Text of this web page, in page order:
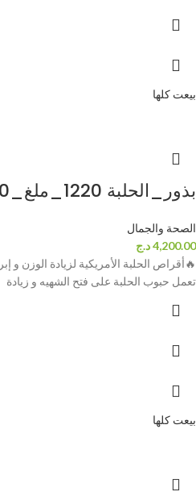
بيعت كلها
بذور_الحلبة 1220_ملغ_100_كبسولة
الصحة والجمال
4,200.00د.ج
تعمل حبوب الحلبة على فتح الشهيه و زيادة
بيعت كلها